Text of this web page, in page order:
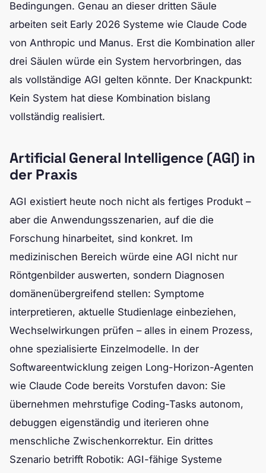
Bedingungen. Genau an dieser dritten Säule
arbeiten seit Early 2026 Systeme wie Claude Code
von Anthropic und Manus. Erst die Kombination aller
drei Säulen würde ein System hervorbringen, das
als vollständige AGI gelten könnte. Der Knackpunkt:
Kein System hat diese Kombination bislang
vollständig realisiert.
Artificial General Intelligence (AGI) in
der Praxis
AGI existiert heute noch nicht als fertiges Produkt –
aber die Anwendungsszenarien, auf die die
Forschung hinarbeitet, sind konkret. Im
medizinischen Bereich würde eine AGI nicht nur
Röntgenbilder auswerten, sondern Diagnosen
domänenübergreifend stellen: Symptome
interpretieren, aktuelle Studienlage einbeziehen,
Wechselwirkungen prüfen – alles in einem Prozess,
ohne spezialisierte Einzelmodelle. In der
Softwareentwicklung zeigen Long-Horizon-Agenten
wie Claude Code bereits Vorstufen davon: Sie
übernehmen mehrstufige Coding-Tasks autonom,
debuggen eigenständig und iterieren ohne
menschliche Zwischenkorrektur. Ein drittes
Szenario betrifft Robotik: AGI-fähige Systeme